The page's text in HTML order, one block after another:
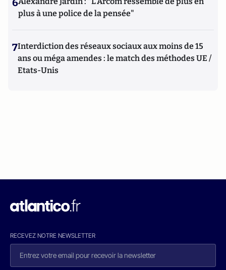
plus à une police de la pensée"
7Interdiction des réseaux sociaux aux moins de 15
ans ou méga amendes : le match des méthodes UE /
Etats-Unis
RECEVEZ NOTRE NEWSLETTER